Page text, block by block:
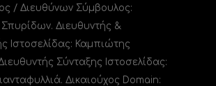
/ Διευθύνων Σύμβουλος:
Διευθυντής &
Ιστοσελίδας: Καμπιώτης
Σύνταξης Ιστοσελίδας:
Δικαιούχος Domain: